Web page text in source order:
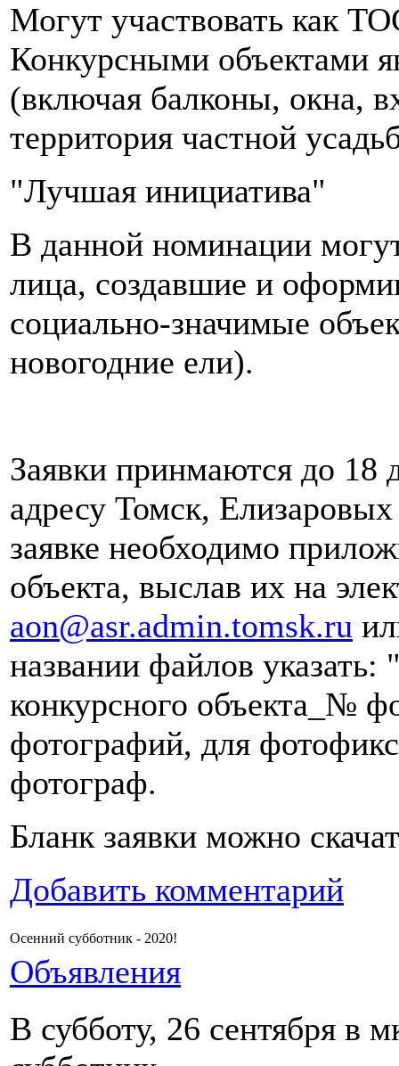
Могут участвовать как
Конкурсными объектами
(включая балконы, окна,
территория частной
"Лучшая инициатива"
В данной номинации
лица, создавшие и
социально-значимые
новогодние ели).
Заявки принмаются до 18
адресу Томск,
заявке необходимо
объекта, выслав их на
aon@asr.admin.tomsk.ru
названии файлов
конкурсного объекта_№
фотографий, для
фотограф.
Бланк заявки можно
Добавить комментарий
Осенний субботник - 2020!
Объявления
В субботу, 26 сентября в